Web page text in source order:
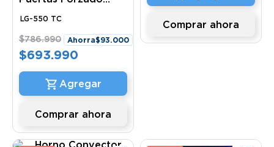
550 TC Ventus
LG-550 TC
$786.990 Ahorra$93.000
$693.990
Comprar ahora
Comprar ahora